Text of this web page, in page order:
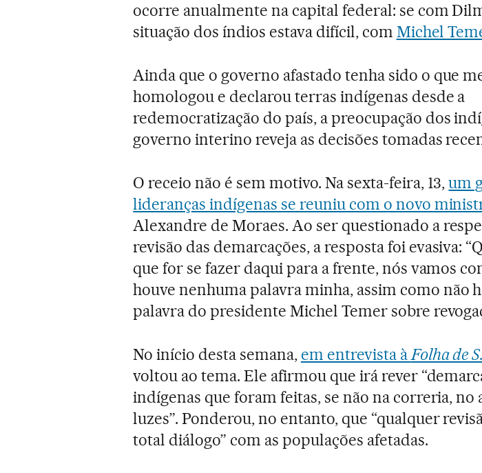
ocorre anualmente na capital federal: se com
situação dos índios estava difícil, com Michel
Ainda que o governo afastado tenha sido o que
homologou e declarou terras indígenas desde a
redemocratização do país, a preocupação dos
governo interino reveja as decisões tomadas
O receio não é sem motivo. Na sexta-feira, 13,um
lideranças indígenas se reuniu com o novo
Alexandre de Moraes. Ao ser questionado a
revisão das demarcações, a resposta foi evasiva:
que for se fazer daqui para a frente, nós vamos
houve nenhuma palavra minha, assim como não
palavra do presidente Michel Temer sobre
No início desta semana, em entrevista àFolha de
voltou ao tema. Ele afirmou que irá rever
indígenas que foram feitas, se não na correria, no
luzes”. Ponderou, no entanto, que “qualquer
total diálogo” com as populações afetadas.